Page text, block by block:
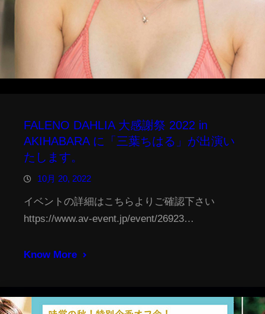
FALENO DAHLIA 大感謝祭 2022 in
AKIHABARA に「三葉ちはる」が出演い
たします。
10月 20, 2022
イベントの詳細はこちらよりご確認下さい
https://www.av-event.jp/event/26923…
Know More